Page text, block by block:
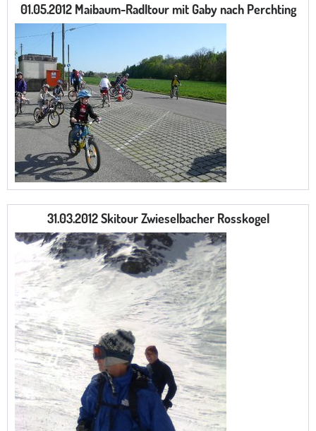
01.05.2012 Maibaum-Radltour mit Gaby nach Perchting
31.03.2012 Skitour Zwieselbacher Rosskogel